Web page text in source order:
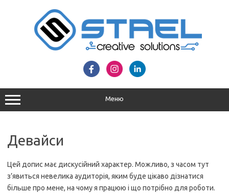
Меню
Девайси
Цей допис має дискусійний характер. Можливо, з часом тут
з’явиться невелика аудиторія, яким буде цікаво дізнатися
більше про мене, на чому я працюю і що потрібно для роботи.